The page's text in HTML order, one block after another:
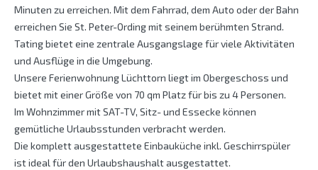
Minuten zu erreichen. Mit dem Fahrrad, dem Auto oder der Bahn
erreichen Sie St. Peter-Ording mit seinem berühmten Strand.
Tating bietet eine zentrale Ausgangslage für viele Aktivitäten
und Ausflüge in die Umgebung.
Unsere Ferienwohnung Lüchttorn liegt im Obergeschoss und
bietet mit einer Größe von 70 qm Platz für bis zu 4 Personen.
Im Wohnzimmer mit SAT-TV, Sitz- und Essecke können
gemütliche Urlaubsstunden verbracht werden.
Die komplett ausgestattete Einbauküche inkl. Geschirrspüler
ist ideal für den Urlaubshaushalt ausgestattet.